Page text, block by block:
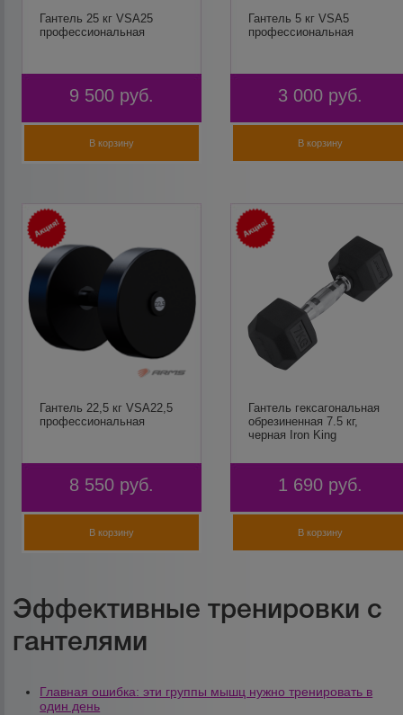
Гантель 25 кг VSA25
профессиональная
9 500 руб.
В корзину
Гантель 5 кг VSA5
профессиональная
3 000 руб.
В корзину
Гантель 22,5 кг VSA22,5
профессиональная
8 550 руб.
В корзину
Гантель гексагональная
обрезиненная 7.5 кг,
черная Iron King
1 690 руб.
В корзину
Эффективные тренировки с
гантелями
Главная ошибка: эти группы мышц нужно тренировать в
один день